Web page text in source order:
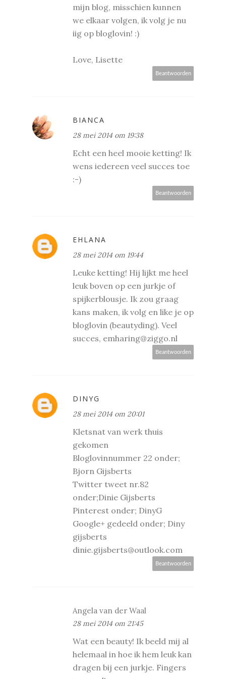
mijn blog, misschien kunnen
we elkaar volgen, ik volg je nu
iig op bloglovin! :)
Love, Lisette
Beantwoorden
BIANCA
28 mei 2014 om 19:38
Echt een heel mooie ketting! Ik
wens iedereen veel succes toe
:-)
Beantwoorden
EHLANA
28 mei 2014 om 19:44
Leuke ketting! Hij lijkt me heel
leuk boven op een jurkje of
spijkerblousje. Ik zou graag
kans maken, ik volg en like je op
bloglovin (beautyding). Veel
succes, emharing@ziggo.nl
Beantwoorden
DINYG
28 mei 2014 om 20:01
Kletsnat van werk thuis
gekomen
Bloglovinnummer 22 onder;
Bjorn Gijsberts
Twitter tweet nr.82
onder;Dinie Gijsberts
Pinterest onder; DinyG
Google+ gedeeld onder; Diny
gijsberts
dinie.gijsberts@outlook.com
Beantwoorden
Angela van der Waal
28 mei 2014 om 21:45
Wat een beauty! Ik beeld mij al
helemaal in hoe ik hem leuk kan
dragen bij een jurkje. Fingers